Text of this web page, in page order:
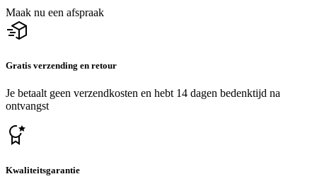
Maak nu een afspraak
Gratis verzending en retour
Je betaalt geen verzendkosten en hebt 14 dagen bedenktijd na
ontvangst
Kwaliteitsgarantie